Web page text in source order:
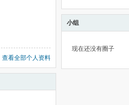
查看全部个人资料
小组
现在还没有圈子